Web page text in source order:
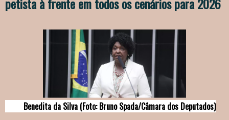
Benedita da Silva (Foto: Bruno Spada/Câmara dos Deputados)